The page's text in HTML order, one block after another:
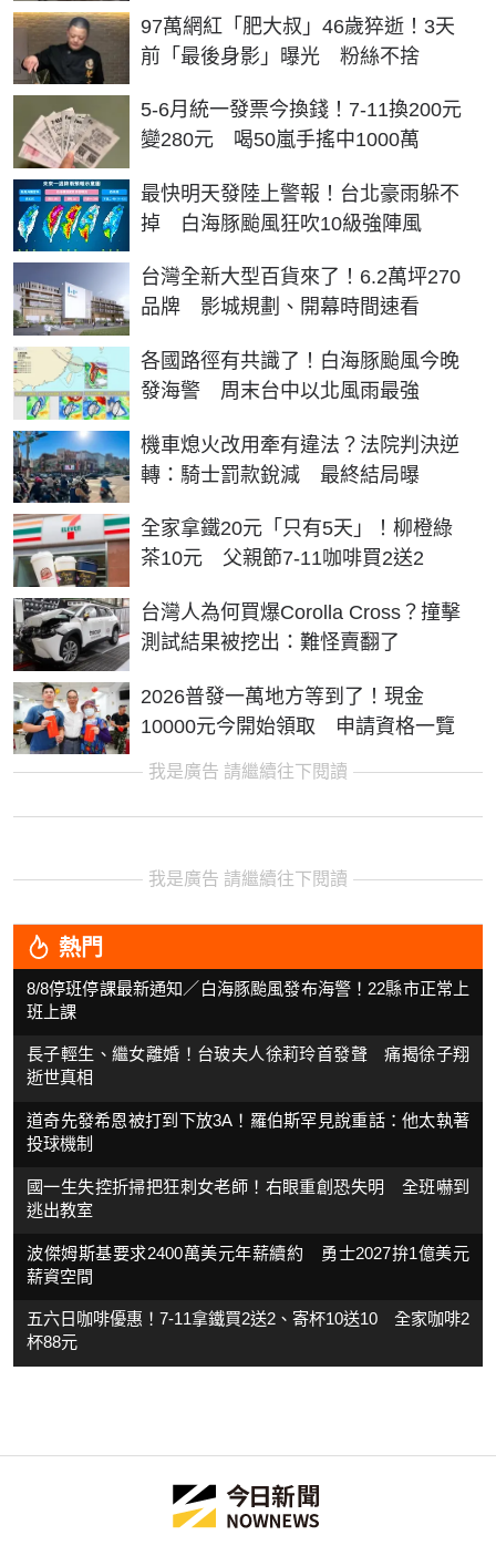
97萬網紅「肥大叔」46歲猝逝！3天
前「最後身影」曝光 粉絲不捨
5-6月統一發票今換錢！7-11換200元
變280元 喝50嵐手搖中1000萬
最快明天發陸上警報！台北豪雨躲不
掉 白海豚颱風狂吹10級強陣風
台灣全新大型百貨來了！6.2萬坪270
品牌 影城規劃、開幕時間速看
各國路徑有共識了！白海豚颱風今晚
發海警 周末台中以北風雨最強
機車熄火改用牽有違法？法院判決逆
轉：騎士罰款銳減 最終結局曝
全家拿鐵20元「只有5天」！柳橙綠
茶10元 父親節7-11咖啡買2送2
台灣人為何買爆Corolla Cross？撞擊
測試結果被挖出：難怪賣翻了
2026普發一萬地方等到了！現金
10000元今開始領取 申請資格一覽
我是廣告 請繼續往下閱讀
我是廣告 請繼續往下閱讀
熱門
8/8停班停課最新通知／白海豚颱風發布海警！22縣市正常上
班上課
長子輕生、繼女離婚！台玻夫人徐莉玲首發聲 痛揭徐子翔
逝世真相
道奇先發希恩被打到下放3A！羅伯斯罕見說重話：他太執著
投球機制
國一生失控折掃把狂刺女老師！右眼重創恐失明 全班嚇到
逃出教室
波傑姆斯基要求2400萬美元年薪續約 勇士2027拚1億美元
薪資空間
五六日咖啡優惠！7-11拿鐵買2送2、寄杯10送10 全家咖啡2
杯88元